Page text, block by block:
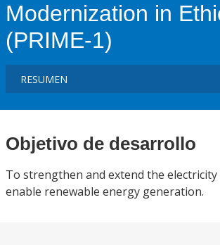
Modernization in
(PRIME-1)
Objetivo de desarrollo
To strengthen and extend the
enable renewable energy generation.